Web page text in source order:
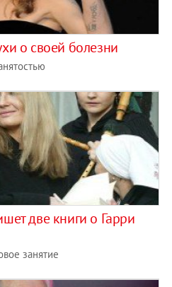
о своей болезни
две книги о Гарри
занятие